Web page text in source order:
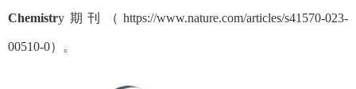
Chemistry 期刊（ https://www.nature.com/articles/s41570-023-
00510-0） 。